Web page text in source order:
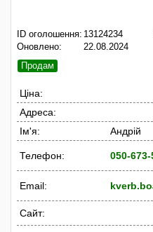
ID оголошення: 13124234
Оновлено:
22.08.2024
Продам
Ціна:
Адреса:
Ім'я:
Андрій
Телефон: 050-
Email:
Сайт: